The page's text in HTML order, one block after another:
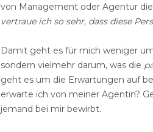
von Management oder Agentur
vertraue ich so sehr, dass diese
Damit geht es für mich weniger
sondern vielmehr darum, was die
geht es um die Erwartungen auf
erwarte ich von meiner Agentin?
jemand bei mir bewirbt.